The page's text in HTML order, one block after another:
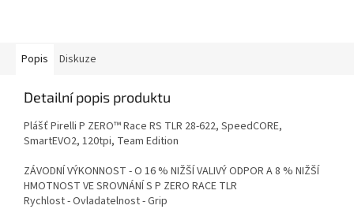
Popis Diskuze
Detailní popis produktu
Plášť Pirelli P ZERO™ Race RS TLR 28-622, SpeedCORE,
SmartEVO2, 120tpi, Team Edition
ZÁVODNÍ VÝKONNOST - O 16 % NIŽŠÍ VALIVÝ ODPOR A 8 % NIŽŠÍ
HMOTNOST VE SROVNÁNÍ S P ZERO RACE TLR
Rychlost - Ovladatelnost - Grip